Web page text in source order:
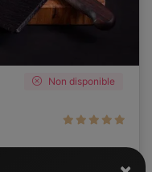
Non disponible